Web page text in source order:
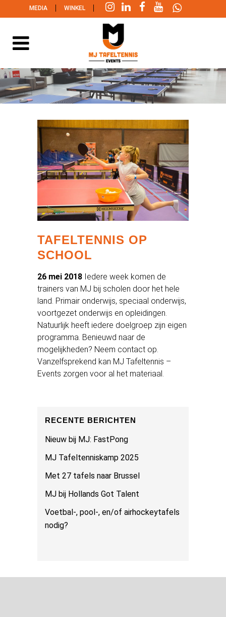
MEDIA | WINKEL |
TAFELTENNIS OP
SCHOOL
26 mei 2018 Iedere week komen de
trainers van MJ bij scholen door het hele
land. Primair onderwijs, speciaal onderwijs,
voortgezet onderwijs en opleidingen.
Natuurlijk heeft iedere doelgroep zijn eigen
programma. Benieuwd naar de
mogelijkheden? Neem contact op.
Vanzelfsprekend kan MJ Tafeltennis –
Events zorgen voor al het materiaal.
RECENTE BERICHTEN
Nieuw bij MJ: FastPong
MJ Tafeltenniskamp 2025
Met 27 tafels naar Brussel
MJ bij Hollands Got Talent
Voetbal-, pool-, en/of airhockeytafels
nodig?